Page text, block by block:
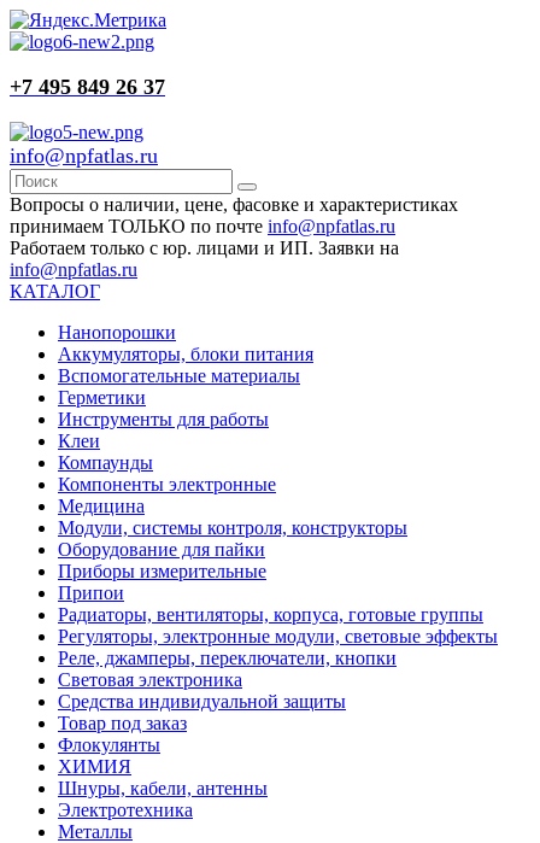
+7 495 849 26 37
info@npfatlas.ru
Вопросы о наличии, цене, фасовке и характеристиках
принимаем ТОЛЬКО по почте info@npfatlas.ru
Работаем только с юр. лицами и ИП. Заявки на
info@npfatlas.ru
КАТАЛОГ
Нанопорошки
Аккумуляторы, блоки питания
Вспомогательные материалы
Герметики
Инструменты для работы
Клеи
Компаунды
Компоненты электронные
Медицина
Модули, системы контроля, конструкторы
Оборудование для пайки
Приборы измерительные
Припои
Радиаторы, вентиляторы, корпуса, готовые группы
Регуляторы, электронные модули, световые эффекты
Реле, джамперы, переключатели, кнопки
Световая электроника
Средства индивидуальной защиты
Товар под заказ
Флокулянты
ХИМИЯ
Шнуры, кабели, антенны
Электротехника
Металлы